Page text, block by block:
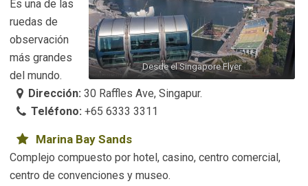
Desde el Singapore Flyer
Es una de las
ruedas de
observación
más grandes
del mundo.
Dirección: 30 Raffles Ave, Singapur.
Teléfono: +65 6333 3311
Marina Bay Sands
Complejo compuesto por hotel, casino, centro comercial,
centro de convenciones y museo.